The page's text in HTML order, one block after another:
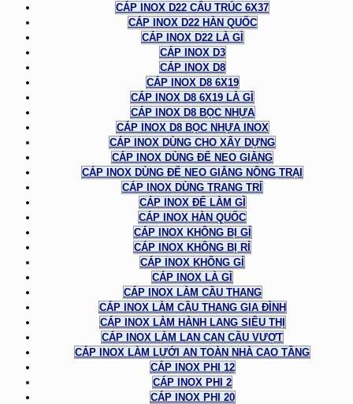
CÁP INOX D22 CẤU TRÚC 6X37
CÁP INOX D22 HÀN QUỐC
CÁP INOX D22 LÀ GÌ
CÁP INOX D3
CÁP INOX D8
CÁP INOX D8 6X19
CÁP INOX D8 6X19 LÀ GÌ
CÁP INOX D8 BỌC NHỰA
CÁP INOX D8 BỌC NHỰA INOX
CÁP INOX DÙNG CHO XÂY DỰNG
CÁP INOX DÙNG ĐỂ NEO GIẰNG
CÁP INOX DÙNG ĐỂ NEO GIẰNG NÔNG TRẠI
CÁP INOX DÙNG TRANG TRÍ
CÁP INOX ĐỂ LÀM GÌ
CÁP INOX HÀN QUỐC
CÁP INOX KHÔNG BỊ GỈ
CÁP INOX KHÔNG BỊ RỈ
CÁP INOX KHÔNG GỈ
CÁP INOX LÀ GÌ
CÁP INOX LÀM CẦU THANG
CÁP INOX LÀM CẦU THANG GIA ĐÌNH
CÁP INOX LÀM HÀNH LANG SIÊU THỊ
CÁP INOX LÀM LAN CAN CẦU VƯỢT
CÁP INOX LÀM LƯỚI AN TOÀN NHÀ CAO TẦNG
CÁP INOX PHI 12
CÁP INOX PHI 2
CÁP INOX PHI 20